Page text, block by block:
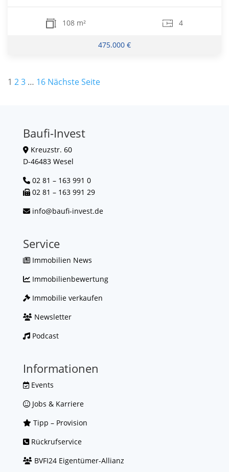
108 m² 4
475.000 €
Seitennummerierung
1 23 … 16 Nächste Seite
Baufi-Invest
Kreuzstr. 60
D-46483 Wesel
02 81 – 163 991 0
02 81 – 163 991 29
info@baufi-invest.de
Service
Immobilien News
Immobilienbewertung
Immobilie verkaufen
Newsletter
Podcast
Informationen
Events
Jobs & Karriere
Tipp – Provision
Rückrufservice
BVFI24 Eigentümer-Allianz